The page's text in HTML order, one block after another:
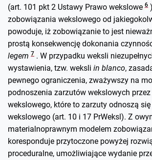
(art. 101 pkt 2 Ustawy Prawo wekslowe 6
zobowiązania wekslowego od
powoduje, iż zobowiązanie to jest
prostą konsekwencję dokonania
legem 7 . W przypadku weksli
wystawienia, tzw. weksli in blanco,
pewnego ograniczenia, zważywszy na
podnoszenia zarzutów wekslowych przez
wekslowego, które to zarzuty odnoszą
wekslowego (art. 10 i 17 PrWeksl). Z
materialnoprawnym modelem
koresponduje przytoczone powyżej
proceduralne, umożliwiające wydanie